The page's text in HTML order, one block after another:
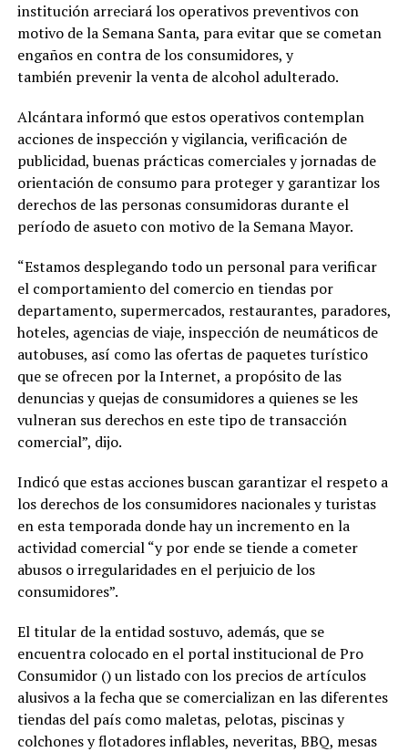
institución arreciará los operativos preventivos con
motivo de la Semana Santa, para evitar que se cometan
engaños en contra de los consumidores, y
también prevenir la venta de alcohol adulterado.
Alcántara informó que estos operativos contemplan
acciones de inspección y vigilancia, verificación de
publicidad, buenas prácticas comerciales y jornadas de
orientación de consumo para proteger y garantizar los
derechos de las personas consumidoras durante el
período de asueto con motivo de la Semana Mayor.
“Estamos desplegando todo un personal para verificar
el comportamiento del comercio en tiendas por
departamento, supermercados, restaurantes, paradores,
hoteles, agencias de viaje, inspección de neumáticos de
autobuses, así como las ofertas de paquetes turístico
que se ofrecen por la Internet, a propósito de las
denuncias y quejas de consumidores a quienes se les
vulneran sus derechos en este tipo de transacción
comercial”, dijo.
Indicó que estas acciones buscan garantizar el respeto a
los derechos de los consumidores nacionales y turistas
en esta temporada donde hay un incremento en la
actividad comercial “y por ende se tiende a cometer
abusos o irregularidades en el perjuicio de los
consumidores”.
El titular de la entidad sostuvo, además, que se
encuentra colocado en el portal institucional de Pro
Consumidor () un listado con los precios de artículos
alusivos a la fecha que se comercializan en las diferentes
tiendas del país como maletas, pelotas, piscinas y
colchones y flotadores inflables, neveritas, BBQ, mesas